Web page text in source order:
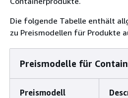
Die folgende Tabelle enthält
zu Preismodellen für Produkte
Preismodelle für
Preismodell